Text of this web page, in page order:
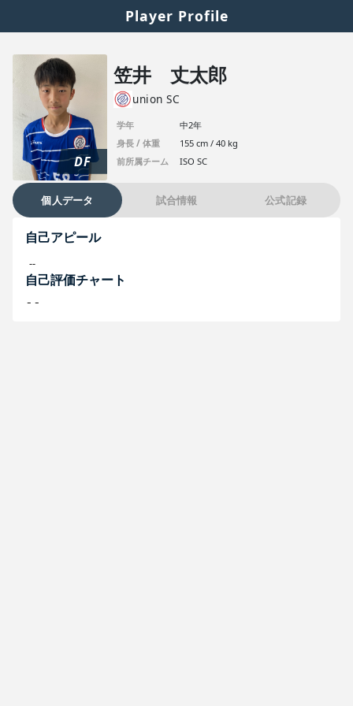
Player Profile
DF
笠井 丈太郎
union SC
学年
中2年
身長 / 体重
155 cm / 40 kg
前所属チーム
ISO SC
個人データ 試合情報 公式記録
自己アピール
--
自己評価チャート
--